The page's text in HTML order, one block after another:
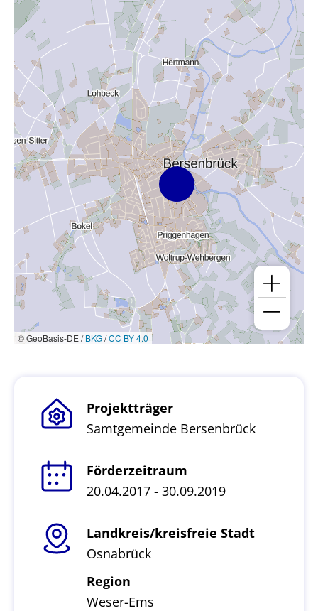
© GeoBasis-DE /BKG/CC BY 4.0
Projektträger
Samtgemeinde Bersenbrück
Förderzeitraum
20.04.2017 - 30.09.2019
Landkreis/kreisfreie Stadt
Osnabrück
Region
Weser-Ems